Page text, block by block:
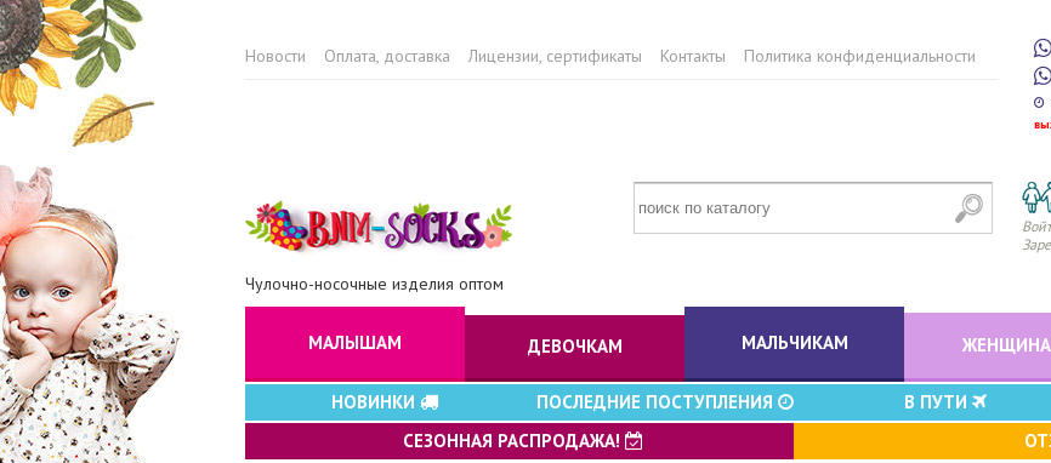
Новости Оплата, доставка Лицензии, сертификаты Контакты Политика конфиденциальности
Чулочно-носочные изделия оптом
МАЛЫШАМ ДЕВОЧКАМ МАЛЬЧИКАМ
НОВИНКИ ПОСЛЕДНИЕ ПОСТУПЛЕНИЯ В ПУТИ
СЕЗОННАЯ РАСПРОДАЖА!